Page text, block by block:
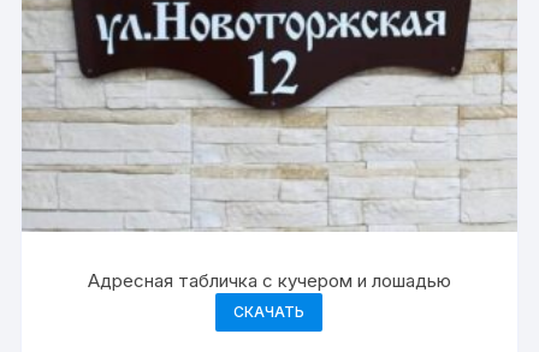
Адресная табличка с кучером и лошадью
СКАЧАТЬ